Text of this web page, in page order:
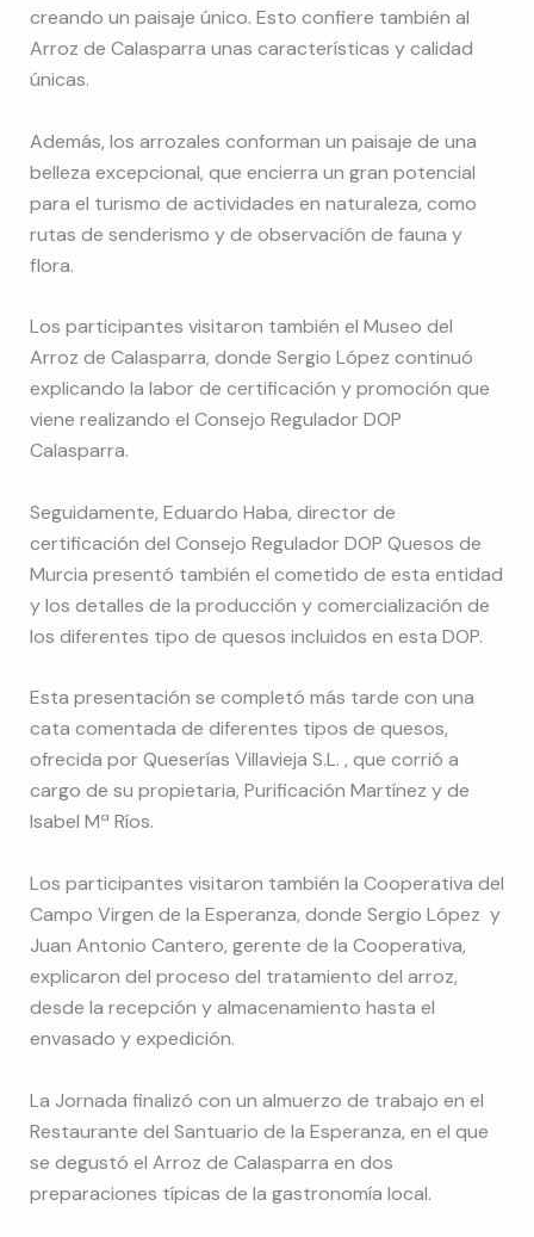
creando un paisaje único. Esto confiere también al
Arroz de Calasparra unas características y calidad
únicas.
Además, los arrozales conforman un paisaje de una
belleza excepcional, que encierra un gran potencial
para el turismo de actividades en naturaleza, como
rutas de senderismo y de observación de fauna y
flora.
Los participantes visitaron también el Museo del
Arroz de Calasparra, donde Sergio López continuó
explicando la labor de certificación y promoción que
viene realizando el Consejo Regulador DOP
Calasparra.
Seguidamente, Eduardo Haba, director de
certificación del Consejo Regulador DOP Quesos de
Murcia presentó también el cometido de esta entidad
y los detalles de la producción y comercialización de
los diferentes tipo de quesos incluidos en esta DOP.
Esta presentación se completó más tarde con una
cata comentada de diferentes tipos de quesos,
ofrecida por Queserías Villavieja S.L. , que corrió a
cargo de su propietaria, Purificación Martínez y de
Isabel Mª Ríos.
Los participantes visitaron también la Cooperativa del
Campo Virgen de la Esperanza, donde Sergio López y
Juan Antonio Cantero, gerente de la Cooperativa,
explicaron del proceso del tratamiento del arroz,
desde la recepción y almacenamiento hasta el
envasado y expedición.
La Jornada finalizó con un almuerzo de trabajo en el
Restaurante del Santuario de la Esperanza, en el que
se degustó el Arroz de Calasparra en dos
preparaciones típicas de la gastronomía local.